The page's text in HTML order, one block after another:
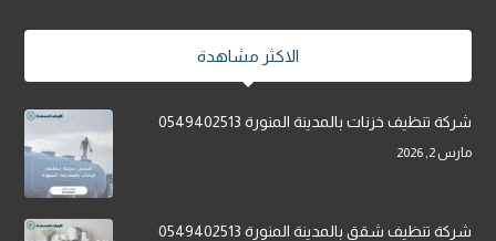
الاكثر مشاهدة
شركة تنظيف خزنات بالمدينة المنورة 0549402513
مارس 2, 2026
شركة تنظيف شقق بالمدينة المنورة 0549402513